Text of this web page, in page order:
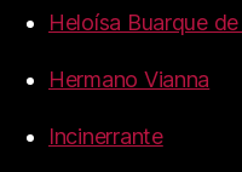
Heloísa Buarque
Hermano Vianna
Incinerrante